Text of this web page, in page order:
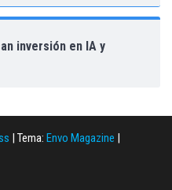
inversión en IA y
Tema: Envo Magazine